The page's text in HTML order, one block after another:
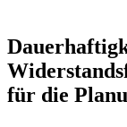
für die